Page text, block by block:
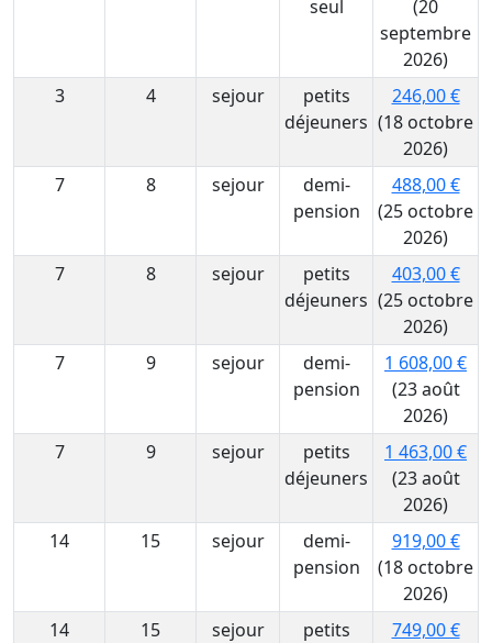
seul
(20
septembre
2026)
3
4 sejour
petits
déjeuners
246,00 €
(18 octobre
2026)
7
8 sejour
demi-
pension
488,00 €
(25 octobre
2026)
7
8 sejour
petits
déjeuners
403,00 €
(25 octobre
2026)
7
9 sejour
demi-
pension
1 608,00 €
(23 août
2026)
7
9 sejour
petits
déjeuners
1 463,00 €
(23 août
2026)
14
15 sejour
demi-
pension
919,00 €
(18 octobre
2026)
14
15 sejour
petits
749,00 €